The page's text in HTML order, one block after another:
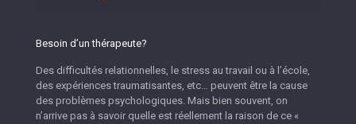
Besoin d’un thérapeute?
Des difficultés relationnelles, le stress au travail ou à l’école,
des expériences traumatisantes, etc… peuvent être la cause
des problèmes psychologiques. Mais bien souvent, on
n’arrive pas à savoir quelle est réellement la raison de ce «